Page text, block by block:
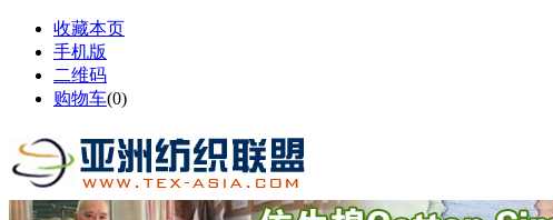
收藏本页
手机版
二维码
购物车(0)